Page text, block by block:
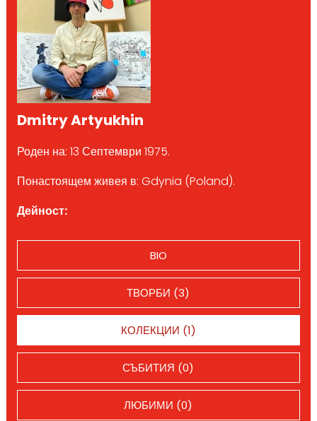
Dmitry Artyukhin
Роден на: 13 Септември 1975.
Понастоящем живея в: Gdynia (Poland).
Дейност:
BIO
ТВОРБИ (3)
КОЛЕКЦИИ (1)
СЪБИТИЯ (0)
ЛЮБИМИ (0)